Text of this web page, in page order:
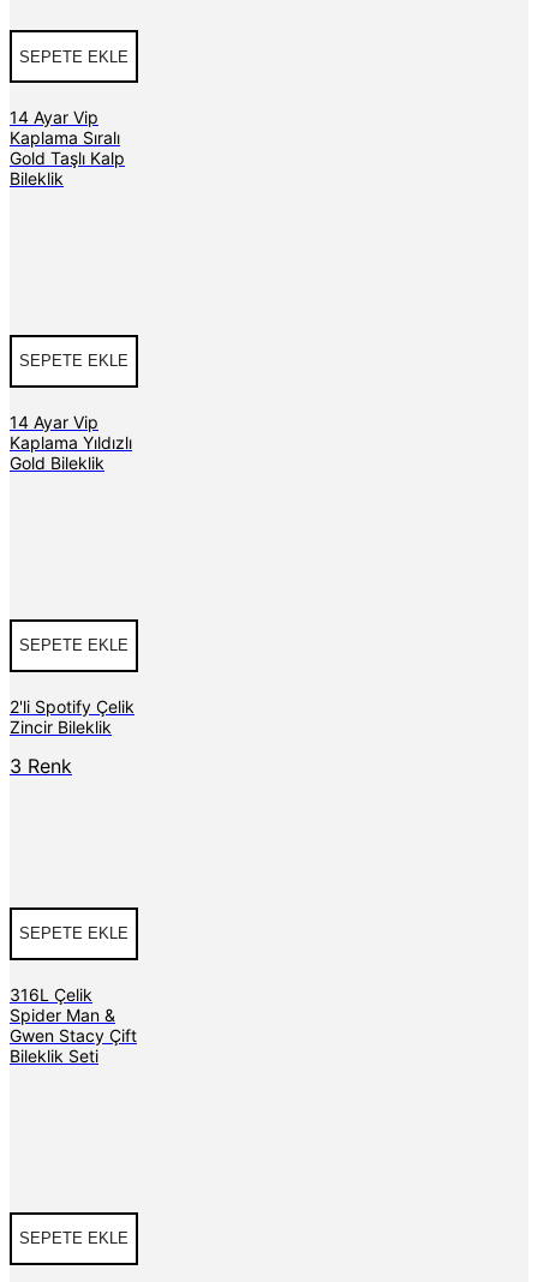
SEPETE EKLE
14 Ayar Vip
Kaplama Sıralı
Gold Taşlı Kalp
Bileklik
SEPETE EKLE
14 Ayar Vip
Kaplama Yıldızlı
Gold Bileklik
SEPETE EKLE
2'li Spotify Çelik
Zincir Bileklik
3 Renk
SEPETE EKLE
316L Çelik
Spider Man &
Gwen Stacy Çift
Bileklik Seti
SEPETE EKLE